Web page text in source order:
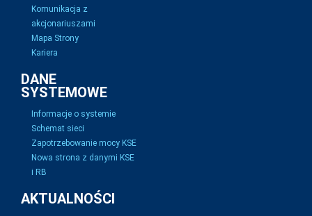
Komunikacja z
akcjonariuszami
Mapa Strony
Kariera
DANE
SYSTEMOWE
Informacje o systemie
Schemat sieci
Zapotrzebowanie mocy KSE
Nowa strona z danymi KSE
i RB
AKTUALNOŚCI